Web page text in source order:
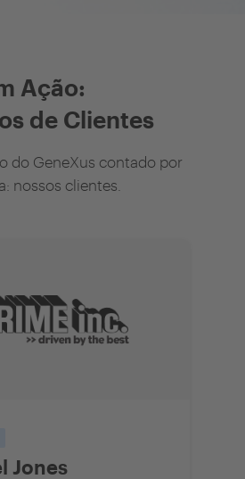
Ação:
de Clientes
do GeneXus contado por
nossos clientes.
Jones